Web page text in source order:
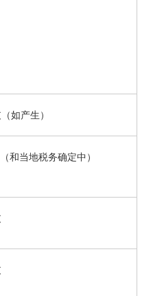
如产生）
和当地税务确定中）